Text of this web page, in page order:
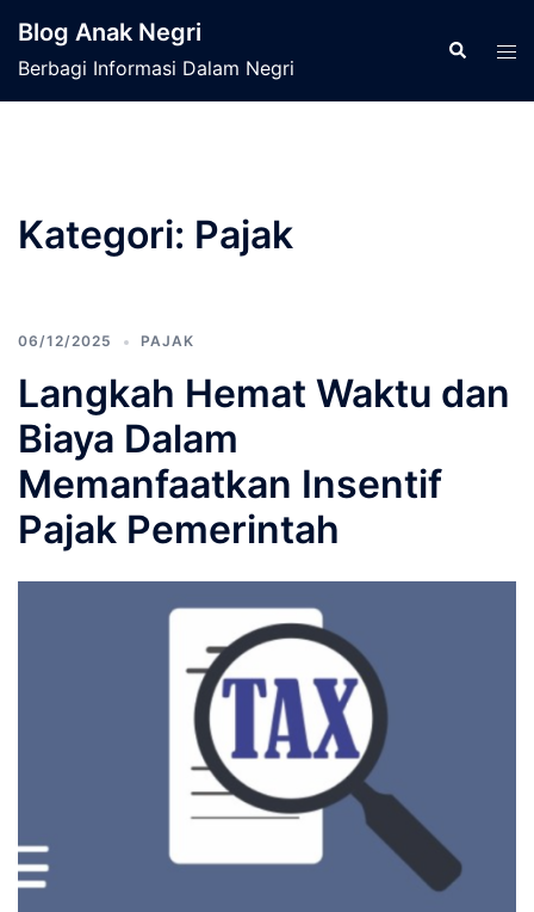
keBlog Anak Negri
Berbagi Informasi Dalam Negri
Cari
Kategori: Pajak
06/12/2025 PAJAK
Langkah Hemat Waktu dan
Biaya Dalam
Memanfaatkan Insentif
Pajak Pemerintah